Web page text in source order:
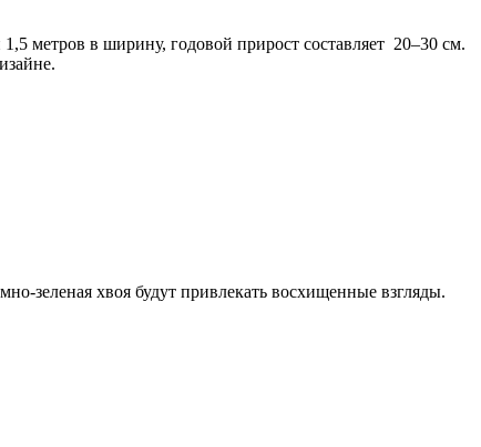
метров в ширину, годовой прирост составляет 20–30 см.
зеленая хвоя будут привлекать восхищенные взгляды.